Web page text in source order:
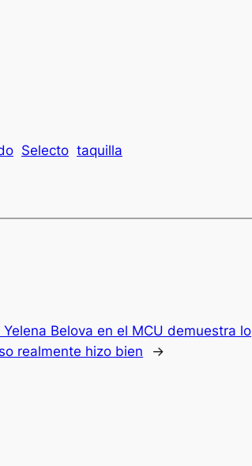
Selecto taquilla
Belova en el MCU demuestra lo
realmente hizo bien
→